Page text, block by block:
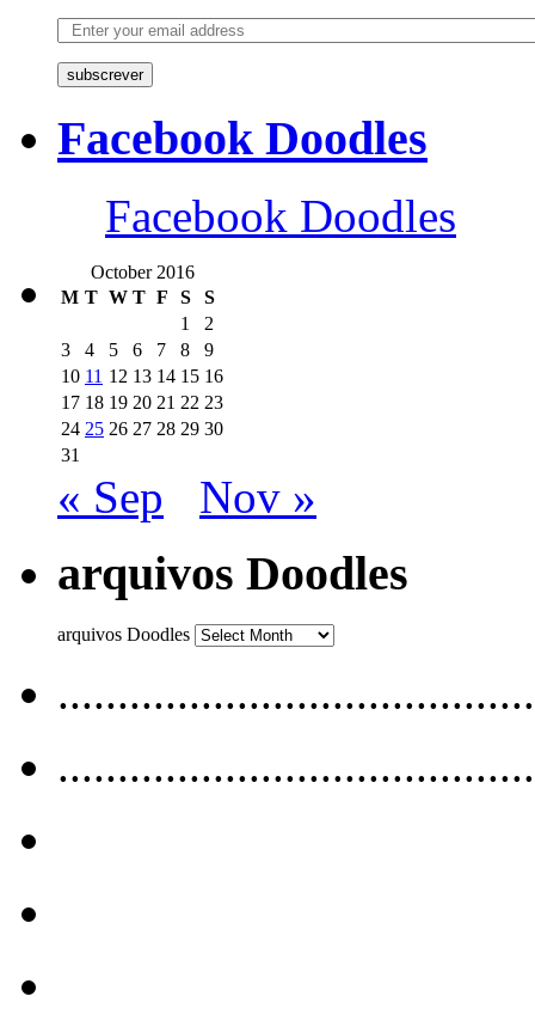
subscrever
Facebook Doodles
Facebook Doodles
October 2016
M T W T F S
S
1
2
3
4 5 6 7 8
9
10 11 12 13 14 15 16
17 18 19 20 21 22 23
24 25 26 27 28 29 30
31
« Sep Nov »
arquivos Doodles
arquivos Doodles